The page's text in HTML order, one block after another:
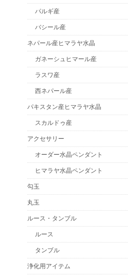
パルギ産
バシール産
ネパール産ヒマラヤ水晶
ガネーシュヒマール産
ラスワ産
西ネパール産
パキスタン産ヒマラヤ水晶
スカルドゥ産
アクセサリー
オーダー水晶ペンダント
ヒマラヤ水晶ペンダント
勾玉
丸玉
ルース・タンブル
ルース
タンブル
浄化用アイテム